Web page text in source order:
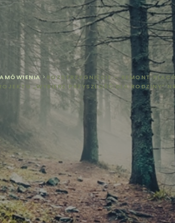
> ROZSTRZYGNIĘCIE – REMONT
„WYBIERZ PRZYSZŁOŚĆ DLA